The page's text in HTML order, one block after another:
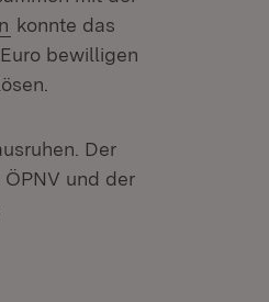
(Öffnet in neuem Fenster)
konnte das
bewilligen
Der
und der